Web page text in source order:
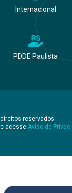
Internacional
PDDE Paulista
reservados.
acesse Aviso de